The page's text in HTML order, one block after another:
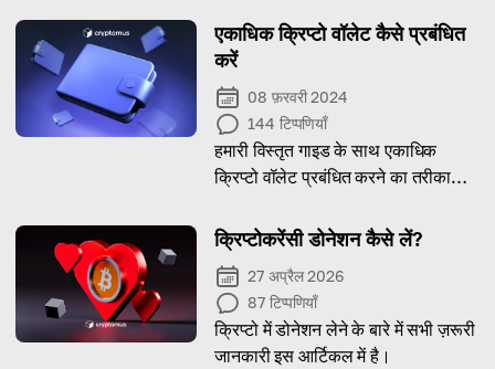
एकाधिक क्रिप्टो वॉलेट कैसे प्रबंधित
करें
08 फ़रवरी 2024
144 टिप्पणियाँ
हमारी विस्तृत गाइड के साथ एकाधिक
क्रिप्टो वॉलेट प्रबंधित करने का तरीका
क्रिप्टोकरेंसी डोनेशन कैसे लें?
27 अप्रैल 2026
87 टिप्पणियाँ
क्रिप्टो में डोनेशन लेने के बारे में सभी ज़रूरी
जानकारी इस आर्टिकल में है।